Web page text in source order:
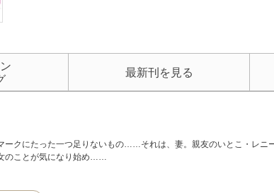
最新刊を見る
ークにたった一つ足りないもの……それは、妻。親友のいとこ・レニ
のことが気になり始め……